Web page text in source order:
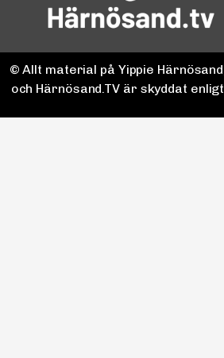
© Allt material på Yippie
och Härnösand.TV är skyddat